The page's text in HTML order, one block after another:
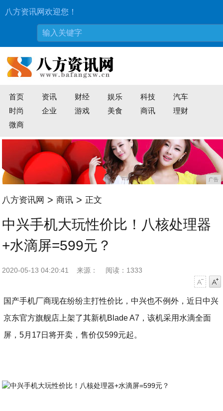
八方资讯网欢迎您！
首页 资讯 财经 娱乐 科技
汽车
时尚
企业 游戏 美食 商讯
理财
微商
广告
八方资讯网 > 商讯 > 正文
中兴手机大玩性价比！八核处理器
+水滴屏=599元？
2020-05-13 04:20:41 来源：
阅读：1333
国产手机厂商现在纷纷主打性价比，中兴也不例外，近日中兴
京东官方旗舰店上架了其新机Blade A7，该机采用水滴全面
屏，5月17日将开卖，售价仅599元起。